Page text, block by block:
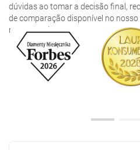
dúvidas ao tomar a decisão final,
de comparação disponível no
nosso serviço.